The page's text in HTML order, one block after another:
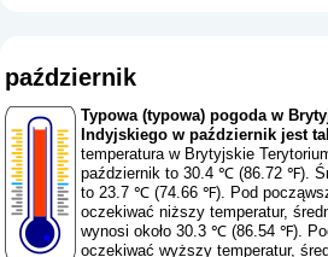
październik
Typowa (typowa) pogoda w
Indyjskiego w październik jest
temperatura w Brytyjskie
październik to 30.4 ℃ (86.72 ℉).
to 23.7 ℃ (74.66 ℉). Pod
oczekiwać niższy temperatur,
wynosi około 30.3 ℃ (86.54 ℉).
oczekiwać wyższy temperatur,